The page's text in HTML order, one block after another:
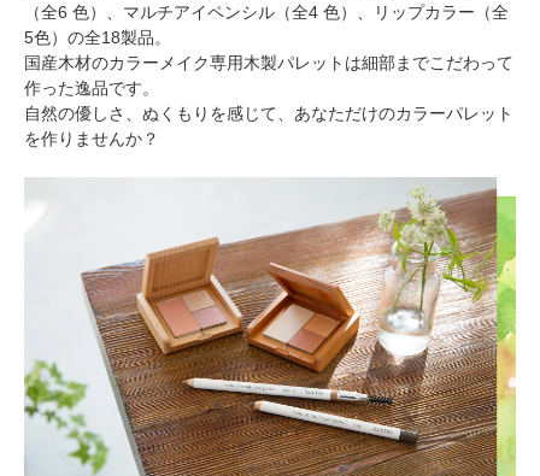
（全6 色）、マルチアイペンシル（全4 色）、リップカラー（全
5色）の全18製品。
国産木材のカラーメイク専用木製パレットは細部までこだわって
作った逸品です。
自然の優しさ、ぬくもりを感じて、あなただけのカラーパレット
を作りませんか？